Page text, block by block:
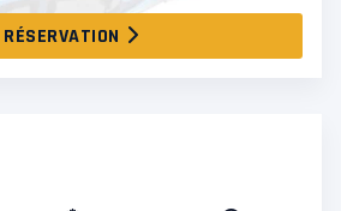
RÉSERVATION